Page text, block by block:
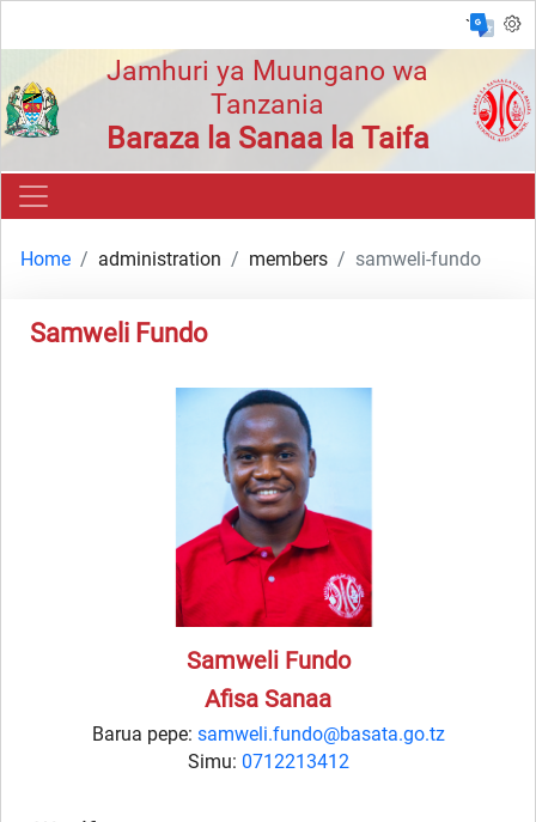
`
Jamhuri ya Muungano wa
Tanzania
Baraza la Sanaa la Taifa
Home administration members samweli-fundo
Samweli Fundo
Samweli Fundo
Afisa Sanaa
Barua pepe: samweli.fundo@basata.go.tz
Simu: 0712213412